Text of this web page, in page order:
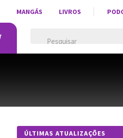
MANGÁS LIVROS
ÚLTIMAS ATUALIZAÇÕES